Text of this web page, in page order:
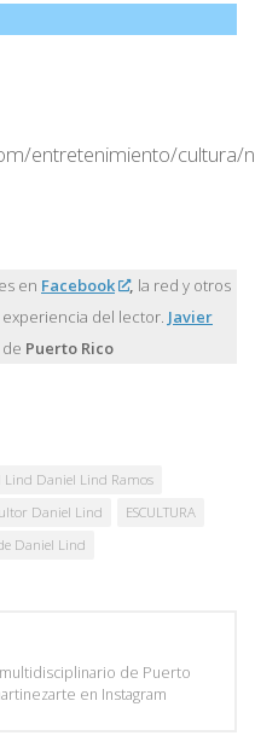
entretenimiento/
en Facebook , la red y otros
del lector. Javier
Puerto Rico
Lind Daniel Lind Ramos
Daniel Lind
ESCULTURA
Daniel Lind
de Puerto
en Instagram